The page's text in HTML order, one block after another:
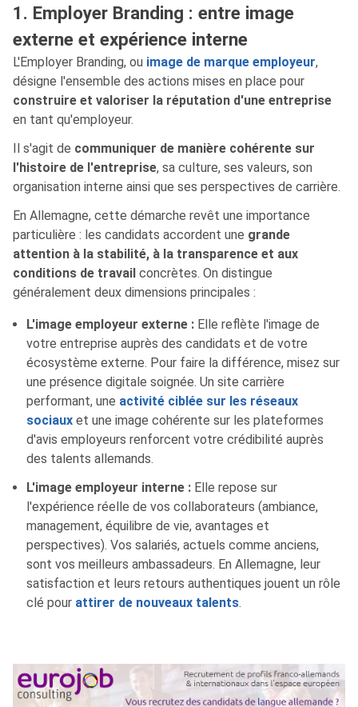
1. Employer Branding : entre image
externe et expérience interne
L'Employer Branding, ou image de marque employeur,
désigne l'ensemble des actions mises en place pour
construire et valoriser la réputation d'une entreprise
en tant qu'employeur.
Il s'agit de communiquer de manière cohérente sur
l'histoire de l'entreprise, sa culture, ses valeurs, son
organisation interne ainsi que ses perspectives de carrière.
En Allemagne, cette démarche revêt une importance
particulière : les candidats accordent une grande
attention à la stabilité, à la transparence et aux
conditions de travail concrètes. On distingue
généralement deux dimensions principales :
L'image employeur externe : Elle reflète l'image de
votre entreprise auprès des candidats et de votre
écosystème externe. Pour faire la différence, misez sur
une présence digitale soignée. Un site carrière
performant, une activité ciblée sur les réseaux
sociaux et une image cohérente sur les plateformes
d'avis employeurs renforcent votre crédibilité auprès
des talents allemands.
L'image employeur interne : Elle repose sur
l'expérience réelle de vos collaborateurs (ambiance,
management, équilibre de vie, avantages et
perspectives). Vos salariés, actuels comme anciens,
sont vos meilleurs ambassadeurs. En Allemagne, leur
satisfaction et leurs retours authentiques jouent un rôle
clé pour attirer de nouveaux talents.